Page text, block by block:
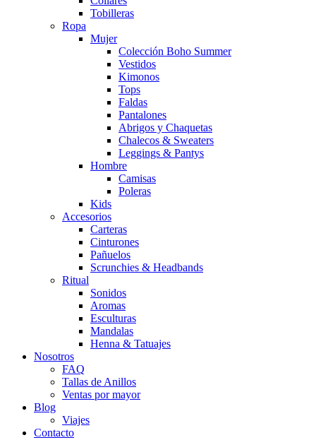
Tobilleras
Ropa
Mujer
Colección Boho Summer
Vestidos
Kimonos
Tops
Faldas
Pantalones
Abrigos y Chaquetas
Chalecos & Sweaters
Leggings & Pantys
Hombre
Camisas
Poleras
Kids
Accesorios
Carteras
Cinturones
Pañuelos
Scrunchies & Headbands
Ritual
Sonidos
Aromas
Esculturas
Mandalas
Henna & Tatuajes
Nosotros
FAQ
Tallas de Anillos
Ventas por mayor
Blog
Viajes
Contacto